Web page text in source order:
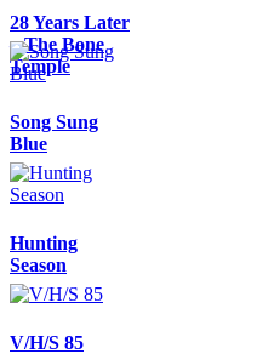
28 Years Later
– The Bone
Temple
Song Sung
Blue
Hunting
Season
V/H/S 85